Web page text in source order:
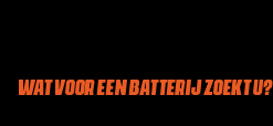
WAT VOOR EEN BATTERIJ ZOEKT U?